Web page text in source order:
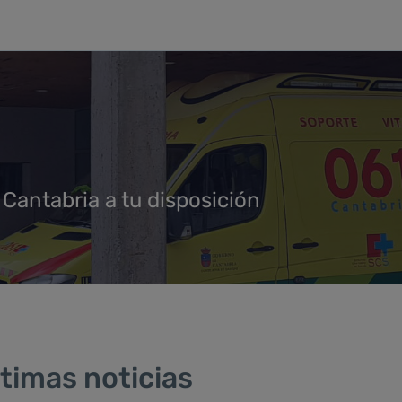
a tu disposición
noticias